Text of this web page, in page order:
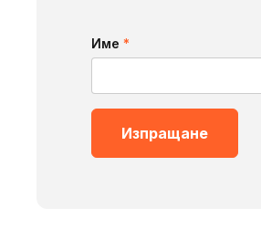
Име *